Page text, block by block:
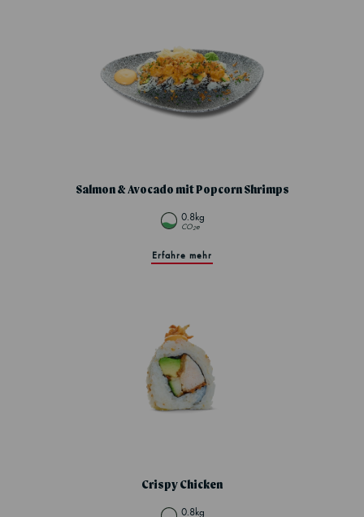
Salmon & Avocado mit Popcorn Shrimps
0.8kg
CO2e
Erfahre mehr
Crispy Chicken
0.8kg